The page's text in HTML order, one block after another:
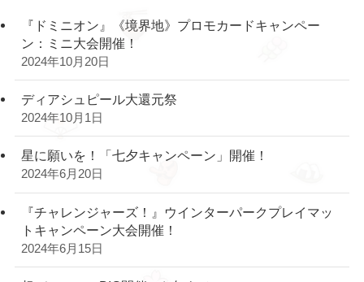
『ドミニオン』《境界地》プロモカードキャンペー
ン：ミニ大会開催！
2024年10月20日
ディアシュピール大還元祭
2024年10月1日
星に願いを！「七夕キャンペーン」開催！
2024年6月20日
『チャレンジャーズ！』ウインターパークプレイマッ
トキャンペーン大会開催！
2024年6月15日